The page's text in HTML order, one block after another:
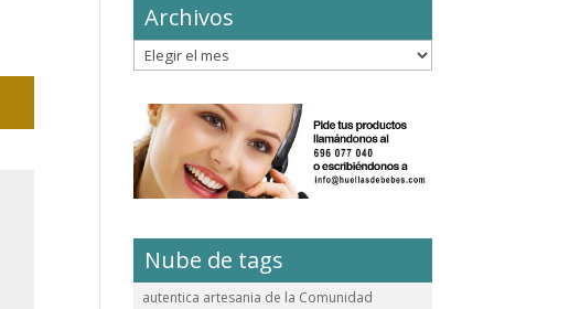
Archivos
Archivos
Nube de tags
autentica artesania de la Comunidad